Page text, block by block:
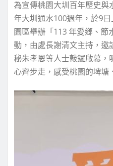
為宣傳桃園大圳百年歷史與
年大圳通水100週年，於9
園區舉辦「113 年愛鄉、節
動，由處長謝清文主持，邀
秘朱孝恩等人士敲鑼啟幕，
心齊步走，感受桃園的埤塘